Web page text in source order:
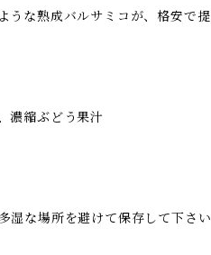
うな熟成バルサミコが、格安で提
濃縮ぶどう果汁
湿な場所を避けて保存して下さい